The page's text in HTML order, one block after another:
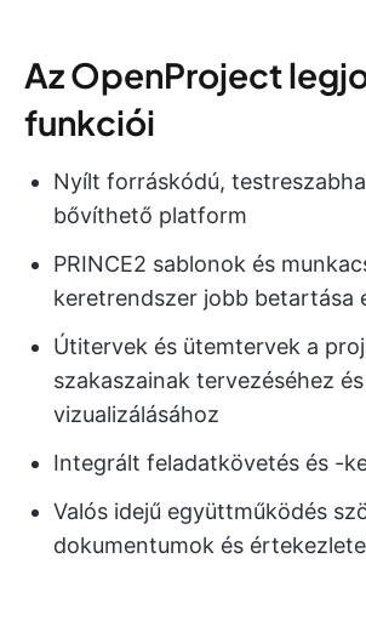
Az OpenProject
funkciói
Nyílt forráskódú,
bővíthető platform
PRINCE2 sablonok és
keretrendszer jobb betartása
Útitervek és ütemtervek a
szakaszainak tervezéséhez és
vizualizálásához
Integrált feladatkövetés és -
Valós idejű együttműködés
dokumentumok és